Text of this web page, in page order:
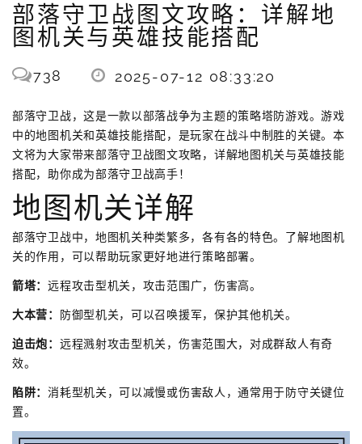
部落守卫战图文攻略：详解地
图机关与英雄技能搭配
738 2025-07-12 08:33:20
部落守卫战，这是一款以部落战争为主题的策略塔防游戏。游戏
中的地图机关和英雄技能搭配，是玩家在战斗中制胜的关键。本
文将为大家带来部落守卫战图文攻略，详解地图机关与英雄技能
搭配，助你成为部落守卫战高手！
地图机关详解
部落守卫战中，地图机关种类繁多，各有各的特色。了解地图机
关的作用，可以帮助玩家更好地进行策略部署。
箭塔：远程攻击型机关，攻击范围广，伤害高。
大本营： 防御型机关，可以召唤援军，保护其他机关。
迫击炮： 远程溅射攻击型机关，伤害范围大，对成群敌人有奇
效。
陷阱：消耗型机关，可以减慢或伤害敌人，通常用于防守关键位
置。